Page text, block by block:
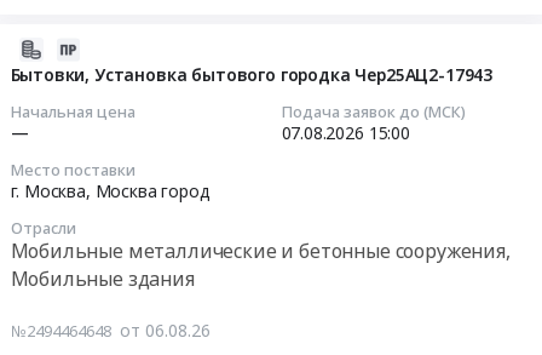
Бытовки, Установка бытового городка Чер25АЦ2-17943
Начальная цена
—
Подача заявок до (МСК)
07.08.2026 15:00
Место поставки
г. Москва, Москва город
Отрасли
Мобильные металлические и бетонные сооружения,
Мобильные здания
№2494464648 от 06.08.26